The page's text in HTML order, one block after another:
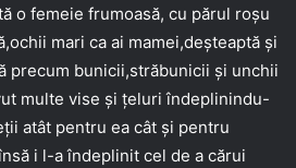
o femeie frumoasă, cu părul roșu
mari ca ai mamei,deșteaptă și
precum bunicii,străbunicii și unchii
multe vise și țeluri îndeplinindu-
atât pentru ea cât și pentru
i l-a îndeplinit cel de a cărui